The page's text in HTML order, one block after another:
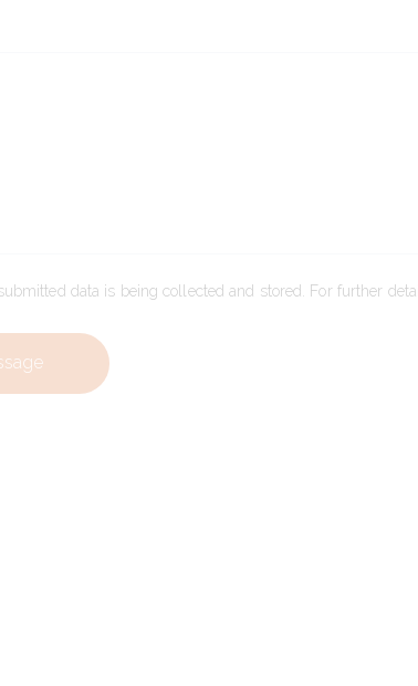
data is being collected and stored. For further